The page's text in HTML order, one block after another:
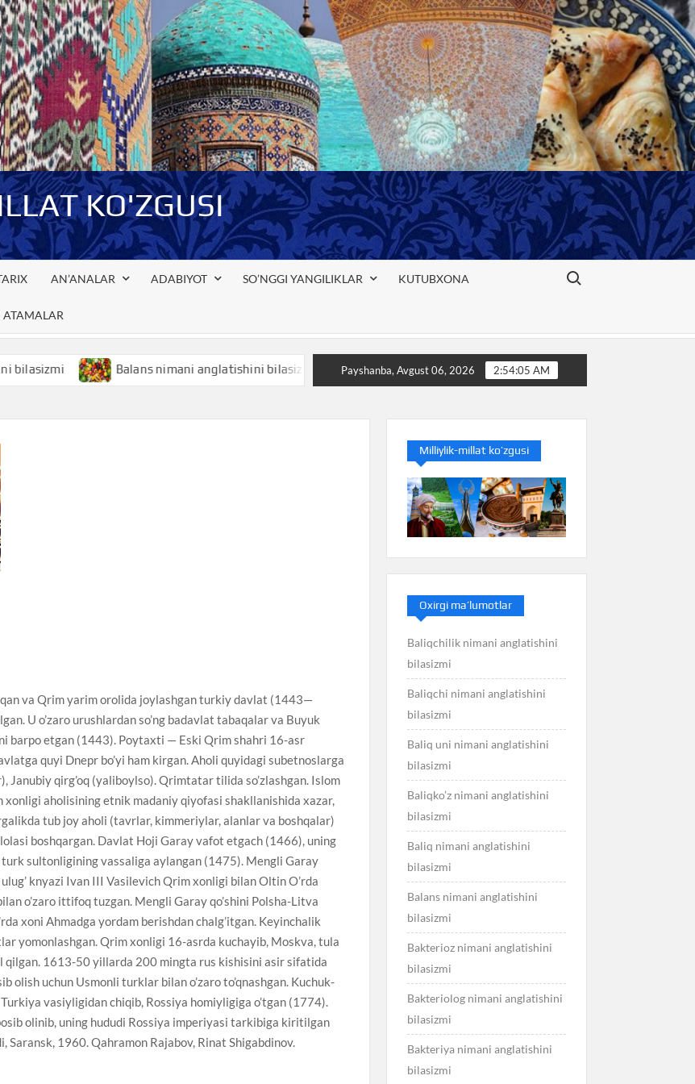
KO'ZGUSI
AN’ANALAR ADABIYOT SO’NGGI YANGILIKLAR KUTUBXONA
ATAMALAR
Search for:
Balans nimani anglatishini bilasizmi Bakterioz nimani anglatishini bilasizmi
Payshanba, Avgust 06, 2026 2:54:06 AM
va Qrim yarim orolida joylashgan turkiy davlat (1443—
U o’zaro urushlardan so’ng badavlat tabaqalar va Buyuk
barpo etgan (1443). Poytaxti — Eski Qrim shahri 16-asr
quyi Dnepr bo’yi ham kirgan. Aholi quyidagi subetnoslarga
Janubiy qirg’oq (yaliboylso). Qrimtatar tilida so’zlashgan. Islom
xonligi aholisining etnik madaniy qiyofasi shakllanishida xazar,
tub joy aholi (tavrlar, kimmeriylar, alanlar va boshqalar)
boshqargan. Davlat Hoji Garay vafot etgach (1466), uning
sultonligining vassaliga aylangan (1475). Mengli Garay
knyazi Ivan III Vasilevich Qrim xonligi bilan Oltin O’rda
o’zaro ittifoq tuzgan. Mengli Garay qo’shini Polsha-Litva
xoni Ahmadga yordam berishdan chalg’itgan. Keyinchalik
yomonlashgan. Qrim xonligi 16-asrda kuchayib, Moskva, tula
qilgan. 1613-50 yillarda 200 mingta rus kishisini asir sifatida
olish uchun Usmonli turklar bilan o’zaro to’qnashgan. Kuchuk-
vasiyligidan chiqib, Rossiya homiyligiga o’tgan (1774).
olinib, uning hududi Rossiya imperiyasi tarkibiga kiritilgan
Saransk, 1960. Qahramon Rajabov, Rinat Shigabdinov.
Milliylik-millat ko’zgusi
Oxirgi ma’lumotlar
Baliqchilik nimani anglatishini
bilasizmi
Baliqchi nimani anglatishini
bilasizmi
Baliq uni nimani anglatishini
bilasizmi
Baliqko’z nimani anglatishini
bilasizmi
Baliq nimani anglatishini
bilasizmi
Balans nimani anglatishini
bilasizmi
Bakterioz nimani anglatishini
bilasizmi
Bakteriolog nimani anglatishini
bilasizmi
Bakteriya nimani anglatishini
bilasizmi